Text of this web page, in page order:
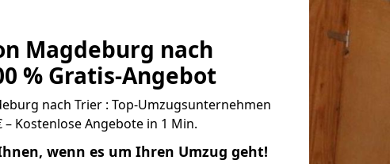
Magdeburg nach
% Gratis-Angebot
nach Trier : Top-Umzugsunternehmen
Kostenlose Angebote in 1 Min.
wenn es um Ihren Umzug geht!